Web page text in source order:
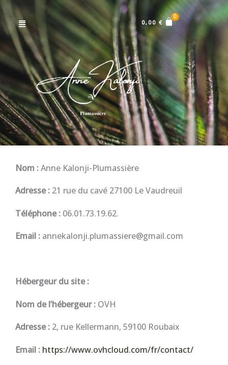
Menu 0,00€
Nom :Anne Kalonji-Plumassière
Adresse : 21 rue du cavé 27100 Le Vaudreuil
Téléphone : 06.01.73.19.62.
Email : annekalonji.plumassiere@gmail.com
Hébergeur du site :
Nom de l’hébergeur : OVH
Adresse : 2, rue Kellermann, 59100 Roubaix
Email : https://www.ovhcloud.com/fr/contact/